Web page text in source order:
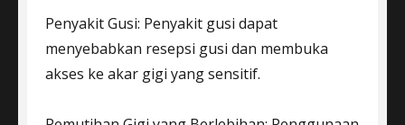
Penyakit Gusi: Penyakit gusi dapat
menyebabkan resepsi gusi dan membuka
akses ke akar gigi yang sensitif.